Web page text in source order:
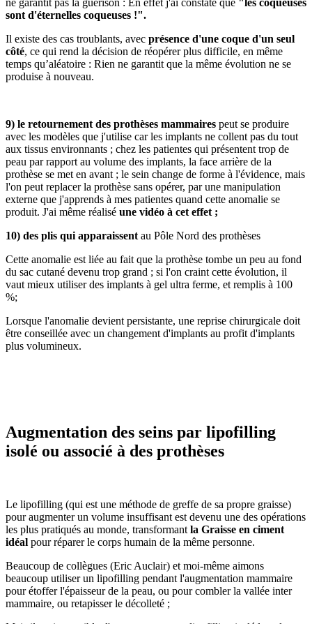
ne garantit pas la guérison : En effet j'ai constaté que "les coqueuses
sont d'éternelles coqueuses !".
Il existe des cas troublants, avec présence d'une coque d'un seul
côté, ce qui rend la décision de réopérer plus difficile, en même
temps qu’aléatoire : Rien ne garantit que la même évolution ne se
produise à nouveau.
9) le retournement des prothèses mammaires peut se produire
avec les modèles que j'utilise car les implants ne collent pas du tout
aux tissus environnants ; chez les patientes qui présentent trop de
peau par rapport au volume des implants, la face arrière de la
prothèse se met en avant ; le sein change de forme à l'évidence, mais
l'on peut replacer la prothèse sans opérer, par une manipulation
externe que j'apprends à mes patientes quand cette anomalie se
produit. J'ai même réalisé une vidéo à cet effet ;
10) des plis qui apparaissentau Pôle Nord des prothèses
Cette anomalie est liée au fait que la prothèse tombe un peu au fond
du sac cutané devenu trop grand ; si l'on craint cette évolution, il
vaut mieux utiliser des implants à gel ultra ferme, et remplis à 100
%;
Lorsque l'anomalie devient persistante, une reprise chirurgicale doit
être conseillée avec un changement d'implants au profit d'implants
plus volumineux.
Augmentation des seins par lipofilling
isolé ou associé à des prothèses
Le lipofilling (qui est une méthode de greffe de sa propre graisse)
pour augmenter un volume insuffisant est devenu une des opérations
les plus pratiqués au monde, transformant la Graisse en ciment
idéal pour réparer le corps humain de la même personne.
Beaucoup de collègues (Eric Auclair) et moi-même aimons
beaucoup utiliser un lipofilling pendant l'augmentation mammaire
pour étoffer l'épaisseur de la peau, ou pour combler la vallée inter
mammaire, ou retapisser le décolleté ;